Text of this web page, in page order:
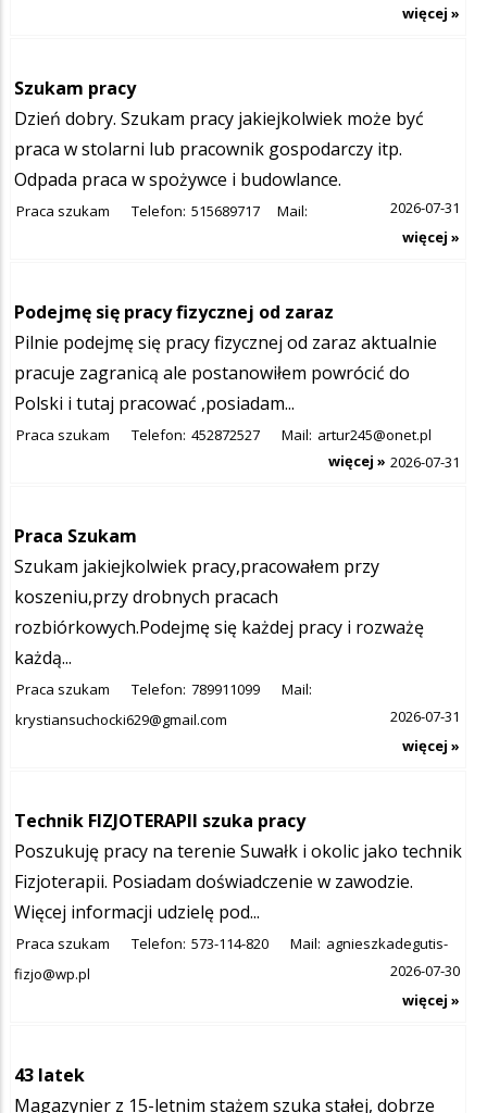
więcej »
Szukam pracy
Dzień dobry. Szukam pracy jakiejkolwiek może być
praca w stolarni lub pracownik gospodarczy itp.
Odpada praca w spożywce i budowlance.
Praca szukam Telefon: 515689717 Mail:
2026-07-31
więcej »
Podejmę się pracy fizycznej od zaraz
Pilnie podejmę się pracy fizycznej od zaraz aktualnie
pracuje zagranicą ale postanowiłem powrócić do
Polski i tutaj pracować ,posiadam...
Praca szukam Telefon: 452872527 Mail: artur245@onet.pl
2026-07-31
więcej »
Praca Szukam
Szukam jakiejkolwiek pracy,pracowałem przy
koszeniu,przy drobnych pracach
rozbiórkowych.Podejmę się każdej pracy i rozważę
każdą...
Praca szukam Telefon: 789911099
Mail:
krystiansuchocki629@gmail.com
2026-07-31
więcej »
Technik FIZJOTERAPII szuka pracy
Poszukuję pracy na terenie Suwałk i okolic jako technik
Fizjoterapii. Posiadam doświadczenie w zawodzie.
Więcej informacji udzielę pod...
Praca szukam Telefon: 573-114-820 Mail: agnieszkadegutis-
fizjo@wp.pl
2026-07-30
więcej »
43 latek
Magazynier z 15-letnim stażem szuka stałej, dobrze